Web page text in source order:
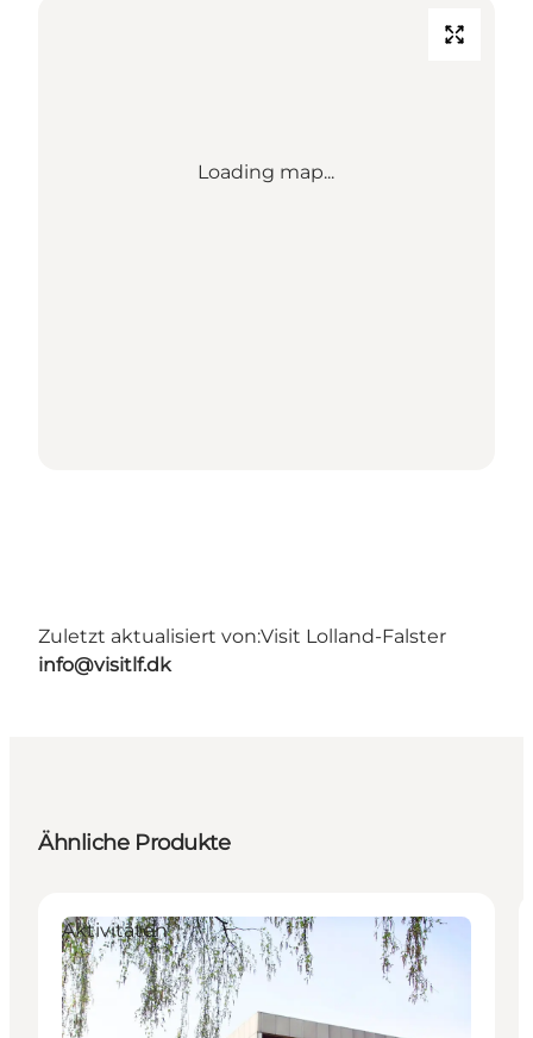
Loading map...
Zuletzt aktualisiert von:Visit Lolland-Falster
info@visitlf.dk
Ähnliche Produkte
Aktivitäten